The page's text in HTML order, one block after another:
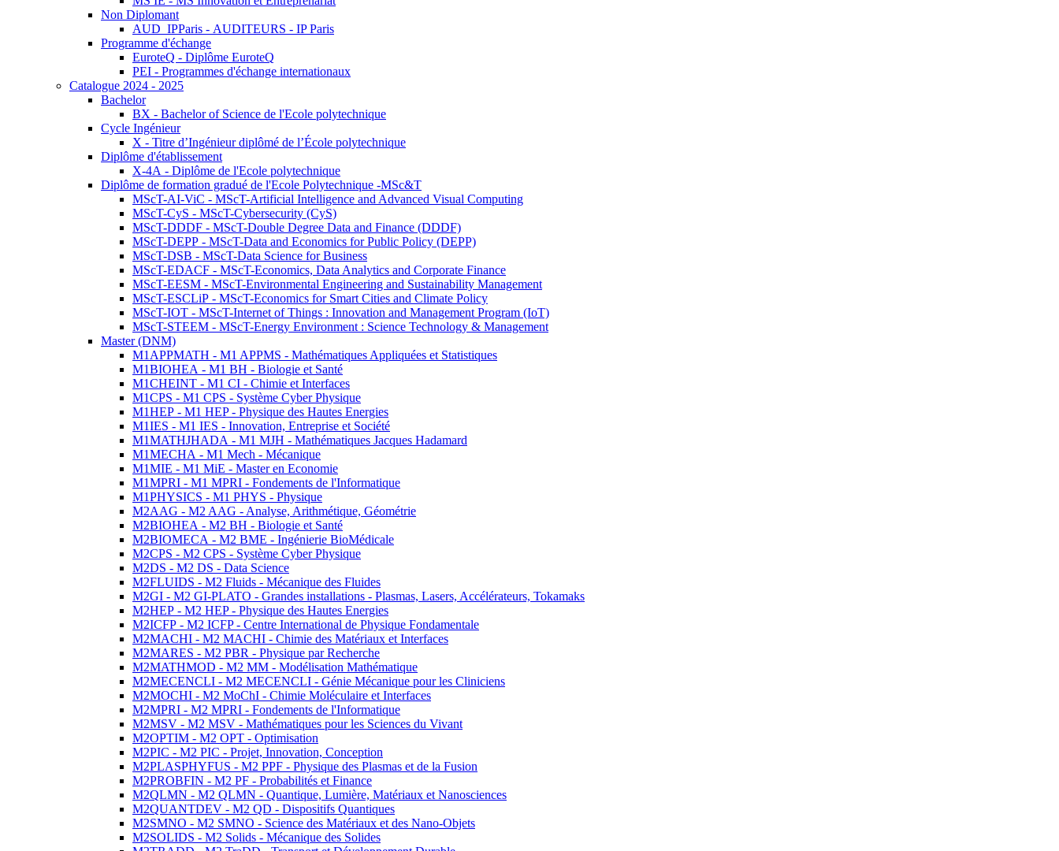
Non Diplomant
AUD_IPParis - AUDITEURS - IP Paris
Programme d'échange
EuroteQ - Diplôme EuroteQ
PEI - Programmes d'échange internationaux
Catalogue 2024 - 2025
Bachelor
BX - Bachelor of Science de l'Ecole polytechnique
Cycle Ingénieur
X - Titre d’Ingénieur diplômé de l’École polytechnique
Diplôme d'établissement
X-4A - Diplôme de l'Ecole polytechnique
Diplôme de formation gradué de l'Ecole Polytechnique -MSc&T
MScT-AI-ViC - MScT-Artificial Intelligence and Advanced Visual Computing
MScT-CyS - MScT-Cybersecurity (CyS)
MScT-DDDF - MScT-Double Degree Data and Finance (DDDF)
MScT-DEPP - MScT-Data and Economics for Public Policy (DEPP)
MScT-DSB - MScT-Data Science for Business
MScT-EDACF - MScT-Economics, Data Analytics and Corporate Finance
MScT-EESM - MScT-Environmental Engineering and Sustainability Management
MScT-ESCLiP - MScT-Economics for Smart Cities and Climate Policy
MScT-IOT - MScT-Internet of Things : Innovation and Management Program (IoT)
MScT-STEEM - MScT-Energy Environment : Science Technology & Management
Master (DNM)
M1APPMATH - M1 APPMS - Mathématiques Appliquées et Statistiques
M1BIOHEA - M1 BH - Biologie et Santé
M1CHEINT - M1 CI - Chimie et Interfaces
M1CPS - M1 CPS - Système Cyber Physique
M1HEP - M1 HEP - Physique des Hautes Energies
M1IES - M1 IES - Innovation, Entreprise et Société
M1MATHJHADA - M1 MJH - Mathématiques Jacques Hadamard
M1MECHA - M1 Mech - Mécanique
M1MIE - M1 MiE - Master en Economie
M1MPRI - M1 MPRI - Fondements de l'Informatique
M1PHYSICS - M1 PHYS - Physique
M2AAG - M2 AAG - Analyse, Arithmétique, Géométrie
M2BIOHEA - M2 BH - Biologie et Santé
M2BIOMECA - M2 BME - Ingénierie BioMédicale
M2CPS - M2 CPS - Système Cyber Physique
M2DS - M2 DS - Data Science
M2FLUIDS - M2 Fluids - Mécanique des Fluides
M2GI - M2 GI-PLATO - Grandes installations - Plasmas, Lasers, Accélérateurs, Tokamaks
M2HEP - M2 HEP - Physique des Hautes Energies
M2ICFP - M2 ICFP - Centre International de Physique Fondamentale
M2MACHI - M2 MACHI - Chimie des Matériaux et Interfaces
M2MARES - M2 PBR - Physique par Recherche
M2MATHMOD - M2 MM - Modélisation Mathématique
M2MECENCLI - M2 MECENCLI - Génie Mécanique pour les Cliniciens
M2MOCHI - M2 MoChI - Chimie Moléculaire et Interfaces
M2MPRI - M2 MPRI - Fondements de l'Informatique
M2MSV - M2 MSV - Mathématiques pour les Sciences du Vivant
M2OPTIM - M2 OPT - Optimisation
M2PIC - M2 PIC - Projet, Innovation, Conception
M2PLASPHYFUS - M2 PPF - Physique des Plasmas et de la Fusion
M2PROBFIN - M2 PF - Probabilités et Finance
M2QLMN - M2 QLMN - Quantique, Lumière, Matériaux et Nanosciences
M2QUANTDEV - M2 QD - Dispositifs Quantiques
M2SMNO - M2 SMNO - Science des Matériaux et des Nano-Objets
M2SOLIDS - M2 Solids - Mécanique des Solides